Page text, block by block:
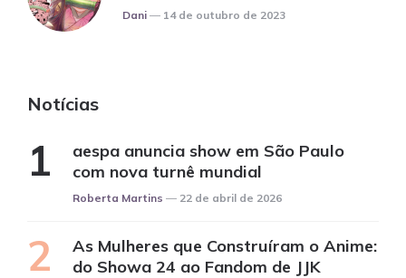
Posted
Dani 14 de outubro de 2023
Notícias
aespa anuncia show em São Paulo
com nova turnê mundial
Posted
Roberta Martins 22 de abril de 2026
As Mulheres que Construíram o Anime:
do Showa 24 ao Fandom de JJK